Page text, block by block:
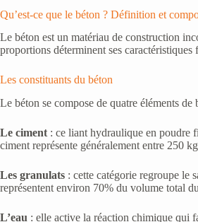
Qu’est-ce que le béton ? Définition et
Le béton est un matériau de construction
proportions déterminent ses caractéristiques
Les constituants du béton
Le béton se compose de quatre éléments
Le ciment : ce liant hydraulique en poudre
ciment représente généralement entre 250
Les granulats : cette catégorie regroupe le
représentent environ 70% du volume total
L’eau : elle active la réaction chimique qui